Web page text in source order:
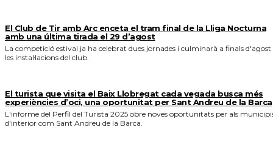
El Club de Tir amb Arc enceta el tram final de la Lliga Nocturna
amb una última tirada el 29 d’agost
La competició estival ja ha celebrat dues jornades i culminarà a finals d'agost
les instal·lacions del club.
El turista que visita el Baix Llobregat cada vegada busca més
experiències d’oci, una oportunitat per Sant Andreu de la Barca
L'informe del Perfil del Turista 2025 obre noves oportunitats per als
d'interior com Sant Andreu de la Barca.